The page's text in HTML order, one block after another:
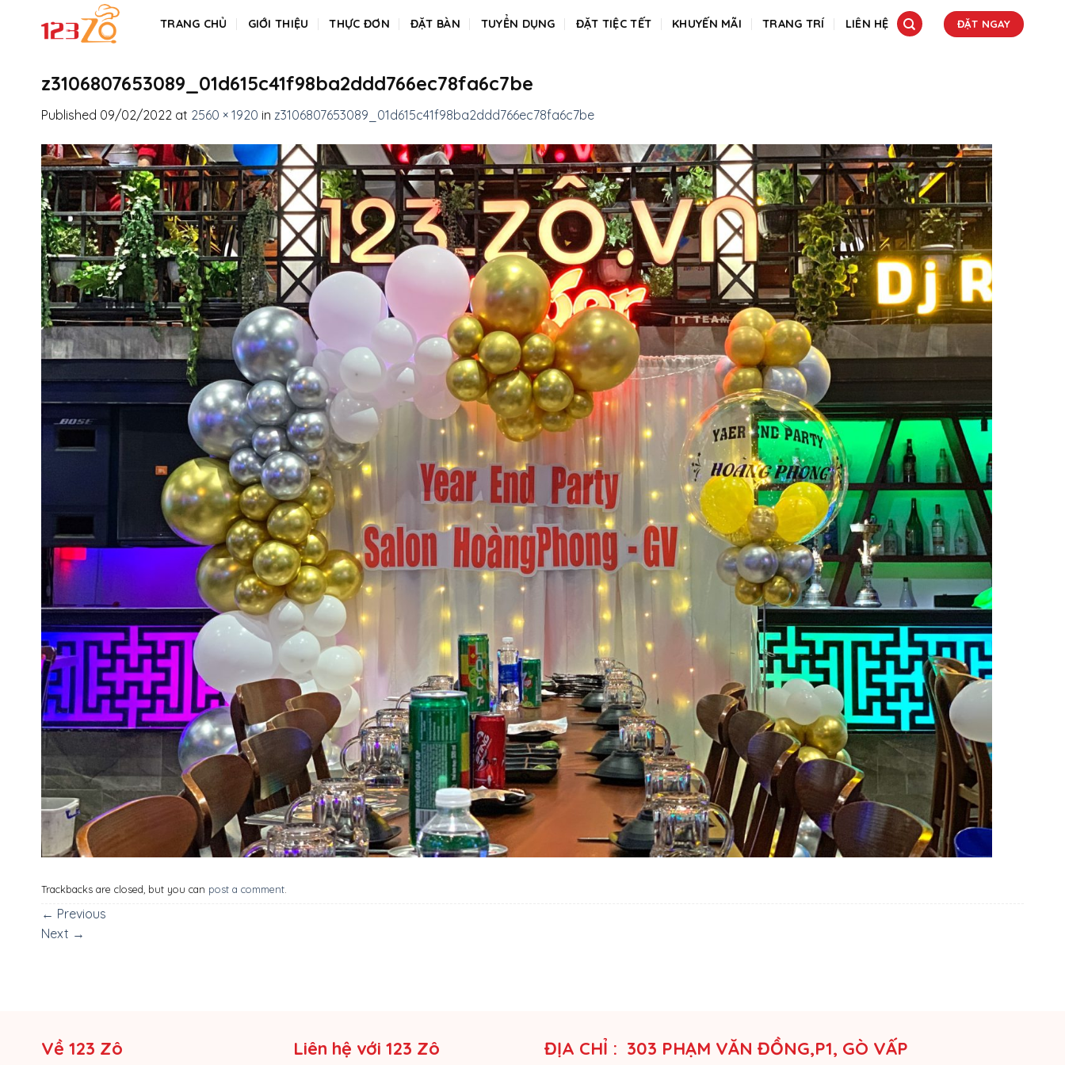
TRANG CHỦ GIỚI THIỆU THỰC ĐƠN ĐẶT BÀN TUYỂN DỤNG ĐẶT TIỆC TẾT KHUYẾN MÃI TRANG TRÍ LIÊN HỆ ĐẶT NGAY
z3106807653089_01d615c41f98ba2ddd766ec78fa6c7be
Published 09/02/2022 at 2560 × 1920 in z3106807653089_01d615c41f98ba2ddd766ec78fa6c7be
Trackbacks are closed, but you can post a comment.
← Previous
Next →
Về 123 Zô Liên hệ với 123 Zô ĐỊA CHỈ : 303 PHẠM VĂN ĐỒNG,P1, GÒ VẤP